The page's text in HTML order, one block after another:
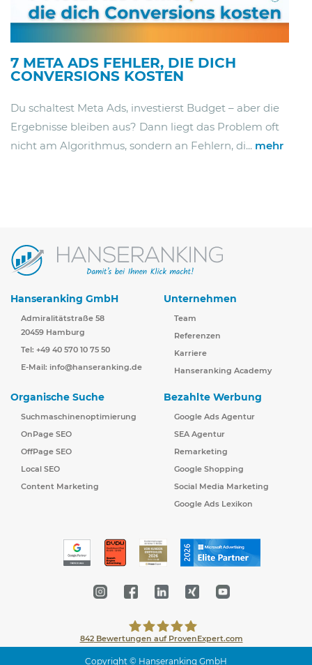
7 META ADS FEHLER, DIE DICH
CONVERSIONS KOSTEN
Du schaltest Meta Ads, investierst Budget – aber die
Ergebnisse bleiben aus? Dann liegt das Problem oft
nicht am Algorithmus, sondern an Fehlern, di... mehr
Hanseranking GmbH
Admiralitätstraße 58
20459 Hamburg
Tel: +49 40 570 10 75 50
E-Mail: info@hanseranking.de
Unternehmen
Team
Referenzen
Karriere
Hanseranking Academy
Organische Suche
Suchmaschinenoptimierung
OnPage SEO
OffPage SEO
Local SEO
Content Marketing
Bezahlte Werbung
Google Ads Agentur
SEA Agentur
Remarketing
Google Shopping
Social Media Marketing
Google Ads Lexikon
842Bewertungen auf ProvenExpert.com
Copyright © Hanseranking GmbH